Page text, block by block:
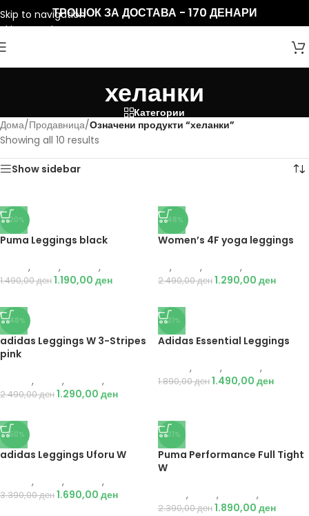
Skip to navigation
Skip to main content
ТРОШОК ЗА ДОСТАВА - 170 ДЕНАРИ
хеланки
Категории
Дома/Продавница/Означени продукти “хеланки”
Showing all 10 results
Show sidebar
-20%
Puma Leggings black
, , ,
1.490,00ден1.190,00 ден
-48%
Women’s 4F yoga leggings
, , ,
2.490,00ден1.290,00 ден
-48%
adidas Leggings W 3-Stripes
pink
, , ,
2.490,00ден1.290,00 ден
-21%
Adidas Essential Leggings
, , ,
1.890,00ден1.490,00 ден
-50%
adidas Leggings Uforu W
, , ,
3.390,00ден1.690,00 ден
-21%
Puma Performance Full Tight
W
, , ,
2.390,00ден1.890,00 ден